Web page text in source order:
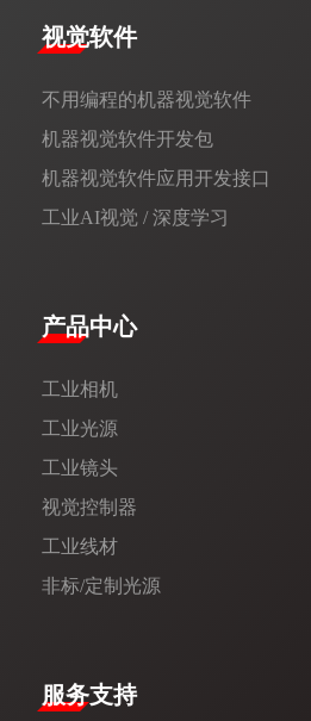
视觉软件
不用编程的机器视觉软件
机器视觉软件开发包
机器视觉软件应用开发接口
工业AI视觉 / 深度学习
产品中心
工业相机
工业光源
工业镜头
视觉控制器
工业线材
非标/定制光源
服务支持